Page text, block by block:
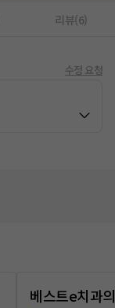
리뷰(6)
수정 요청
베스트e치과